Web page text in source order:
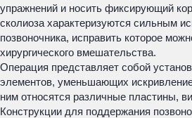
упражнений и носить фиксирующий
сколиоза характеризуются сильным
позвоночника, исправить которое
хирургического вмешательства.
Операция представляет собой
элементов, уменьшающих
ним относятся различные пластины,
Конструкции для поддержания